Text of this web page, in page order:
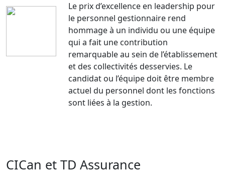
Le prix d’excellence en leadership pour
le personnel gestionnaire rend
hommage à un individu ou une équipe
qui a fait une contribution
remarquable au sein de l’établissement
et des collectivités desservies. Le
candidat ou l’équipe doit être membre
actuel du personnel dont les fonctions
sont liées à la gestion.
CICan et TD Assurance